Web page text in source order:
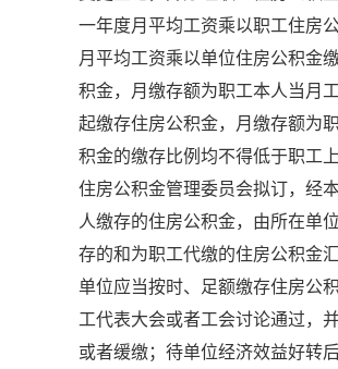
一年度月平均工资乘以职工住
月平均工资乘以单位住房公积
积金，月缴存额为职工本人当
起缴存住房公积金，月缴存额
积金的缴存比例均不得低于职工
住房公积金管理委员会拟订，
人缴存的住房公积金，由所在
存的和为职工代缴的住房公积
单位应当按时、足额缴存住房
工代表大会或者工会讨论通过，
或者缓缴；待单位经济效益好